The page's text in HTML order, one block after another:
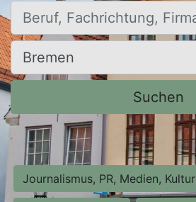
Beruf, Fachrichtung, Firma
Ort, Stadt
Suchen
Journalismus, PR, Medien, Kultur